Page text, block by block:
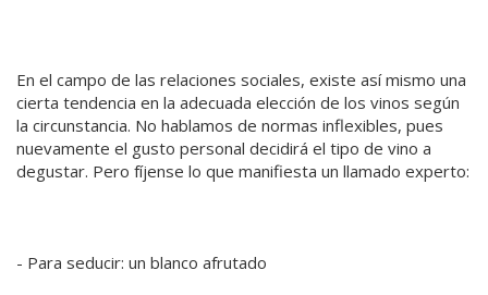
En el campo de las relaciones sociales, existe así mismo una
cierta tendencia en la adecuada elección de los vinos según
la circunstancia. No hablamos de normas inflexibles, pues
nuevamente el gusto personal decidirá el tipo de vino a
degustar. Pero fíjense lo que manifiesta un llamado experto:
- Para seducir: un blanco afrutado